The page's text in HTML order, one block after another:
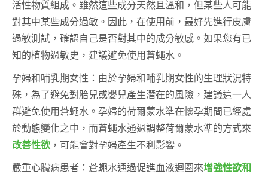
活性物質組成。雖然這些成分天然且溫和，但某些人可能
對其中某些成分過敏。因此，在使用前，最好先進行皮膚
過敏測試，確認自己是否對其中的成分敏感。如果您有已
知的植物過敏史，建議避免使用蒼蠅水。
孕婦和哺乳期女性：由於孕婦和哺乳期女性的生理狀況特
殊，為了避免對胎兒或嬰兒產生潛在的風險，建議這一人
群避免使用蒼蠅水。孕婦的荷爾蒙水準在懷孕期間已經處
於動態變化之中，而蒼蠅水通過調整荷爾蒙水準的方式來
改善性欲 ，可能會對孕婦產生不利影響。
嚴重心臟病患者：蒼蠅水通過促進血液迴圈來增強性欲和